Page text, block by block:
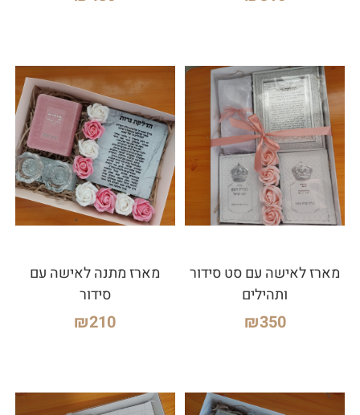
מארז לאישה עם סט סידור
ותהילים
₪350
מארז מתנה לאישה עם
סידור
₪210